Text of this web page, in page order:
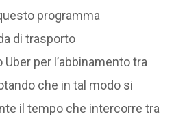
programma
di trasporto
per l’abbinamento tra
che in tal modo si
il tempo che intercorre tra